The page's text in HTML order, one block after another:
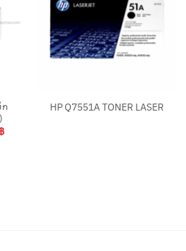
ก
฿Current
price
HP Q7551A TONER LASER